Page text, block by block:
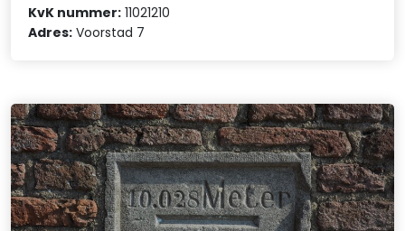
KvK nummer: 11021210
Adres: Voorstad 7